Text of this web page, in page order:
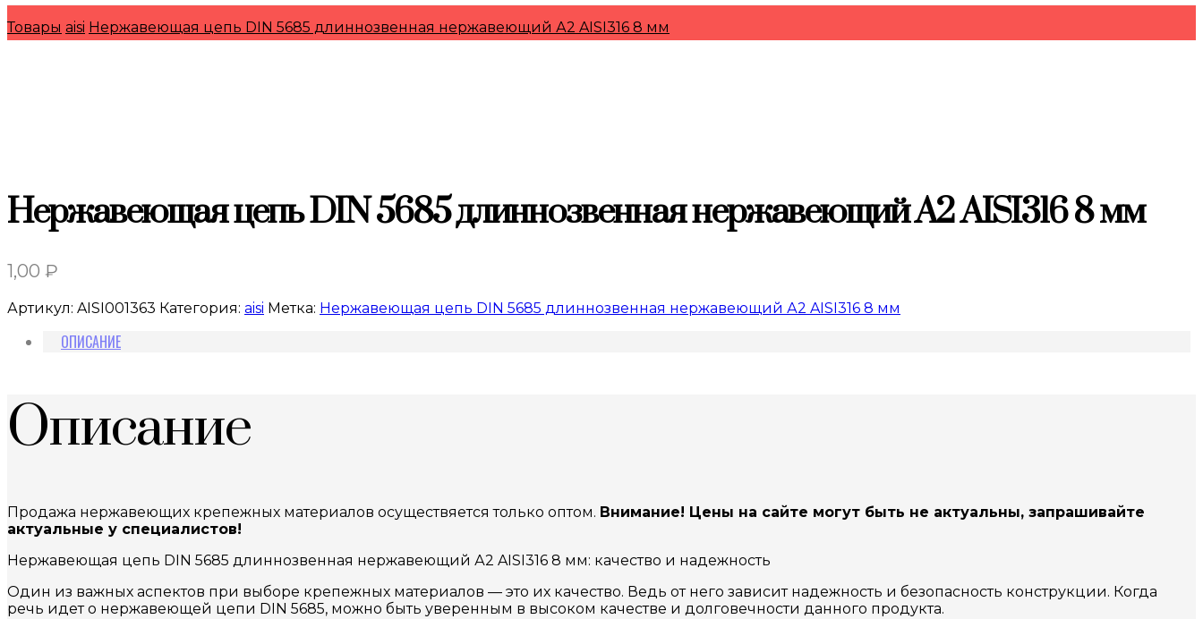
Товары aisi Нержавеющая цепь DIN 5685 длиннозвенная нержавеющий А2 AISI316 8 мм
Нержавеющая цепь DIN 5685 длиннозвенная нержавеющий А2 AISI316 8 мм
1,00 ₽
Артикул: AISI001363 Категория: aisi Метка: Нержавеющая цепь DIN 5685 длиннозвенная нержавеющий А2 AISI316 8 мм
ОПИСАНИЕ
Описание
Продажа нержавеющих крепежных материалов осуществяется только оптом. Внимание! Цены на сайте могут быть не актуальны, запрашивайте
актуальные у специалистов!
Нержавеющая цепь DIN 5685 длиннозвенная нержавеющий А2 AISI316 8 мм: качество и надежность
Один из важных аспектов при выборе крепежных материалов — это их качество. Ведь от него зависит надежность и безопасность конструкции. Когда
речь идет о нержавеющей цепи DIN 5685, можно быть уверенным в высоком качестве и долговечности данного продукта.